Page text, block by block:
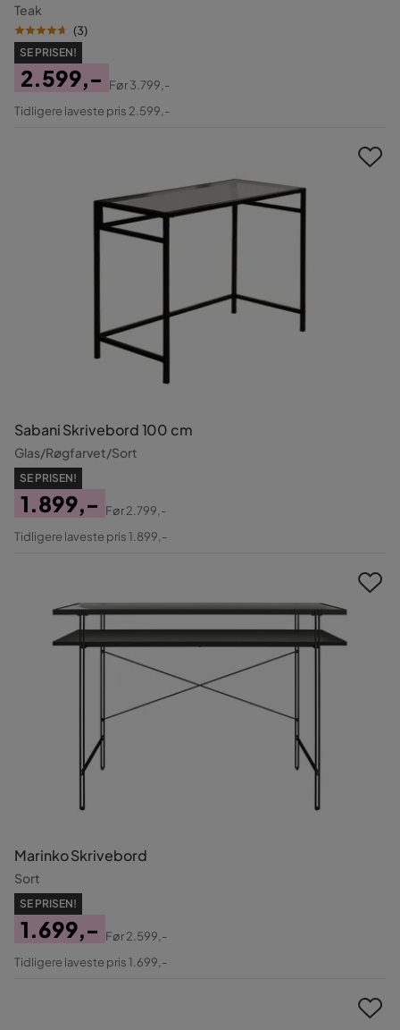
Teak
(3)
SE PRISEN!
Pris
2.599,-
Original
Før3.799,-
Tidligere laveste pris 2.599,-
Sabani Skrivebord 100 cm
Glas/Røgfarvet/Sort
SE PRISEN!
Pris
1.899,-
Original
Før2.799,-
Tidligere laveste pris 1.899,-
Marinko Skrivebord
Sort
SE PRISEN!
Pris
1.699,-
Original
Før2.599,-
Tidligere laveste pris 1.699,-